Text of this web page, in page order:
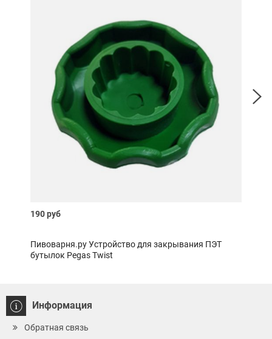
190 руб
Пивоварня.ру Устройство для закрывания ПЭТ
бутылок Pegas Twist
Информация
Обратная связь